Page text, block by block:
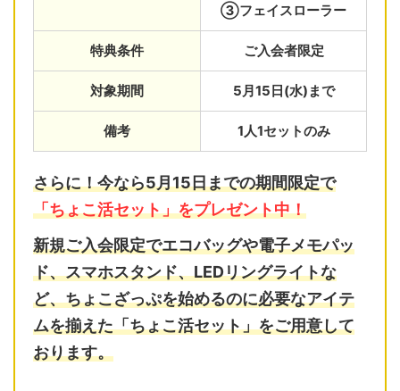
③フェイスローラー
特典条件 ご入会者限定
対象期間 5月15日(水)まで
備考 1人1セットのみ
さらに！今なら5月15日までの期間限定で
「ちょこ活セット」をプレゼント中！
新規ご入会限定でエコバッグや電子メモパッ
ド、スマホスタンド、LEDリングライトな
ど、ちょこざっぷを始めるのに必要なアイテ
ムを揃えた「ちょこ活セット」をご用意して
おります。